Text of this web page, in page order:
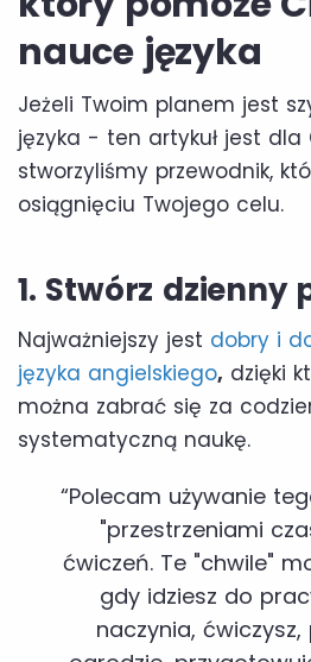
nauce języka
Jeżeli Twoim planem jest
języka - ten artykuł jest dla
stworzyliśmy przewodnik,
osiągnięciu Twojego celu.
1. Stwórz dzienny
Najważniejszy jest dobry i
języka angielskiego, dzięki
można zabrać się za
systematyczną naukę.
“Polecam używanie
"przestrzeniami
ćwiczeń. Te "chwile"
gdy idziesz do
naczynia,